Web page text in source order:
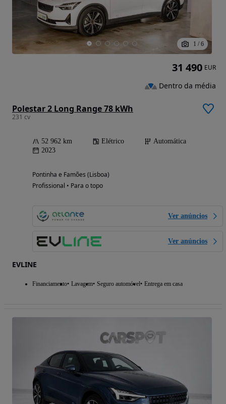
1 / 6
Polestar 2 Long Range 78 kWh
231 cv
52 962 km Elétrico
Automática
2023
Pontinha e Famões (Lisboa)
Profissional • Para o topo
Ver anúncios
Ver anúncios
EVLINE
Financiamento Lavagem Seguro automóvel Entrega em casa
31 490 EUR
Dentro da média